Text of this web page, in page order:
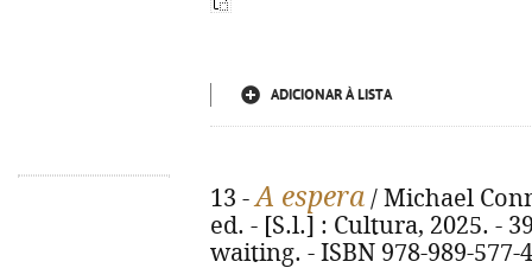
ADICIONAR À LISTA
13 -A espera / Michael
ed. - [S.l.] : Cultura, 2025. -
waiting. - ISBN 978-989-577-